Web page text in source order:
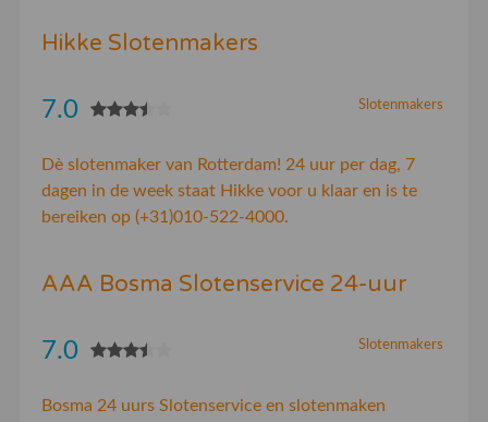
Hikke Slotenmakers
Slotenmakers
7.0
Dè slotenmaker van Rotterdam! 24 uur per dag, 7
dagen in de week staat Hikke voor u klaar en is te
bereiken op (+31)010-522-4000.
AAA Bosma Slotenservice 24-uur
Slotenmakers
7.0
Bosma 24 uurs Slotenservice en slotenmaken